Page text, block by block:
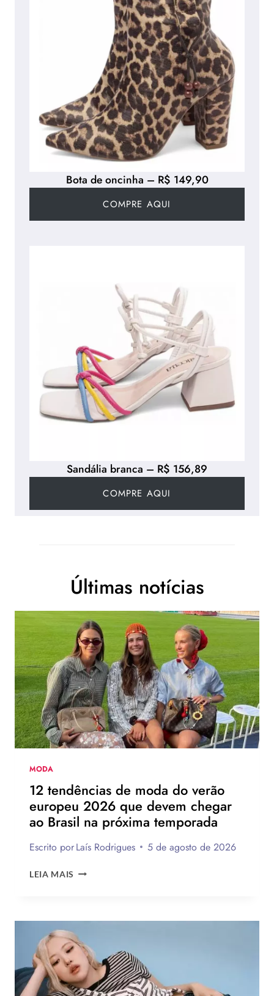
Sandália branca – R$ 156,89
COMPRE AQUI
Bota de oncinha – R$ 149,90
COMPRE AQUI
Últimas notícias
MODA
12 tendências de moda do verão
europeu 2026 que devem chegar
ao Brasil na próxima temporada
Escrito porLaís Rodrigues 5 de agosto de 2026
LEIA MAIS
DO
VERÃO
EUROPEU
2026
QUE
DEVEM